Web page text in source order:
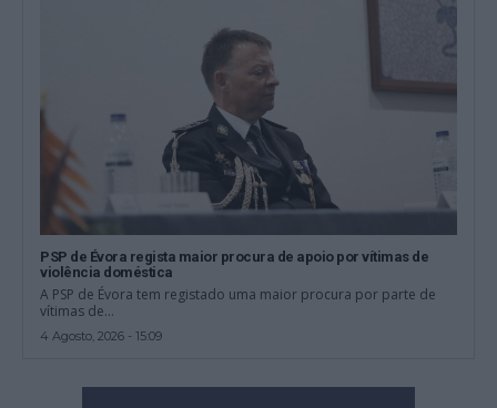
PSP de Évora regista maior procura de apoio por vítimas de
violência doméstica
A PSP de Évora tem registado uma maior procura por parte de
vítimas de...
4 Agosto, 2026 - 15:09